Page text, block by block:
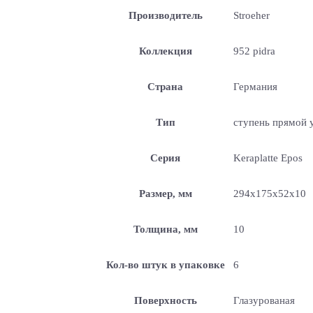
Производитель Stroeher
Коллекция 952 pidra
Страна Германия
Тип ступень прямой
Серия Keraplatte Epos
Размер, мм 294x175x52x10
Толщина, мм 10
Кол-во штук в упаковке 6
Поверхность Глазурованая